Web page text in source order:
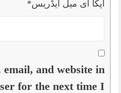
آپکا ای میل ایڈریس*
email, and website in
for the next time I